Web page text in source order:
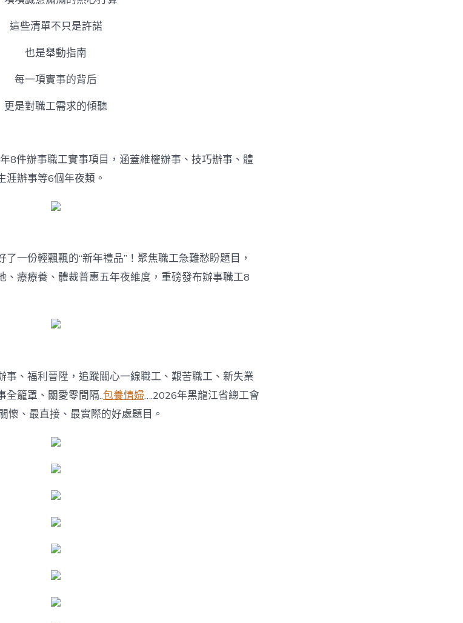
寶
專
養
義
務
清
單〉
這些清單不只是許諾
也是舉動指南
每一項實事的背后
更是對職工需求的傾聽
8件辦事職工實事項目，涵蓋維權辦事、技巧辦事、體
涯辦事等6個年夜類。
一份輕飄飄的“新年禮品”！聚焦職工急難愁盼題目，
、療療養、體裁普惠五年夜維度，重磅發布辦事職工8
事、福利晉陞，追蹤關心一線職工、艱苦職工、新失業
全籠罩、關愛零間隔..包養情婦….2026年黑龍江省總工會
懷、最直接、最實際的好處題目。